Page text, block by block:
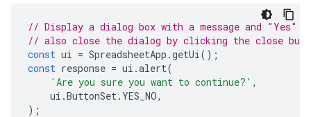
// Display a dialog box with a message and "Yes"
// also close the dialog by clicking the close
const ui = SpreadsheetApp .getUi();
const response = ui .alert(
'Are you sure you want to continue?' ,
ui .ButtonSet. YES_NO,
);